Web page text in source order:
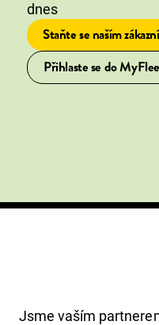
dnes
Staňte se naším
Přihlaste se do
Jsme vaším